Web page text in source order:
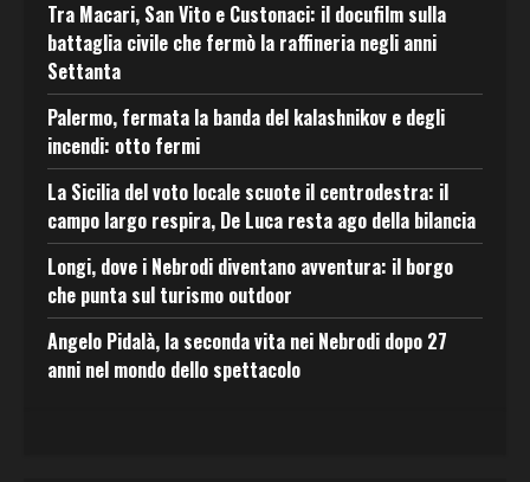
Tra Macari, San Vito e Custonaci: il docufilm sulla
battaglia civile che fermò la raffineria negli anni
Settanta
Palermo, fermata la banda del kalashnikov e degli
incendi: otto fermi
La Sicilia del voto locale scuote il centrodestra: il
campo largo respira, De Luca resta ago della bilancia
Longi, dove i Nebrodi diventano avventura: il borgo
che punta sul turismo outdoor
Angelo Pidalà, la seconda vita nei Nebrodi dopo 27
anni nel mondo dello spettacolo